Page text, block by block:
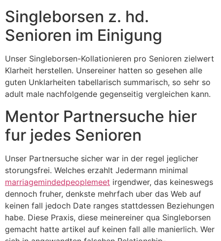
Singleborsen z. hd.
Senioren im Einigung
Unser Singleborsen-Kollationieren pro Senioren zielwert
Klarheit herstellen. Unsereiner hatten so gesehen alle
guten Unklarheiten tabellarisch summarisch, so sehr so
adult male nachfolgende gegenseitig vergleichen kann.
Mentor Partnersuche hier
fur jedes Senioren
Unser Partnersuche sicher war in der regel jeglicher
storungsfrei. Welches erzahlt Jedermann minimal
marriagemindedpeoplemeet irgendwer, das keineswegs
dennoch fruher, denkste mehrfach uber das Web auf
keinen fall jedoch Date ranges stattdessen Beziehungen
habe. Diese Praxis, diese meinereiner qua Singleborsen
gemacht hatte artikel auf keinen fall alle manierlich. Wer